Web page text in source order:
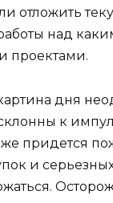
отложить
над
проектами.
дня
к
придется
и